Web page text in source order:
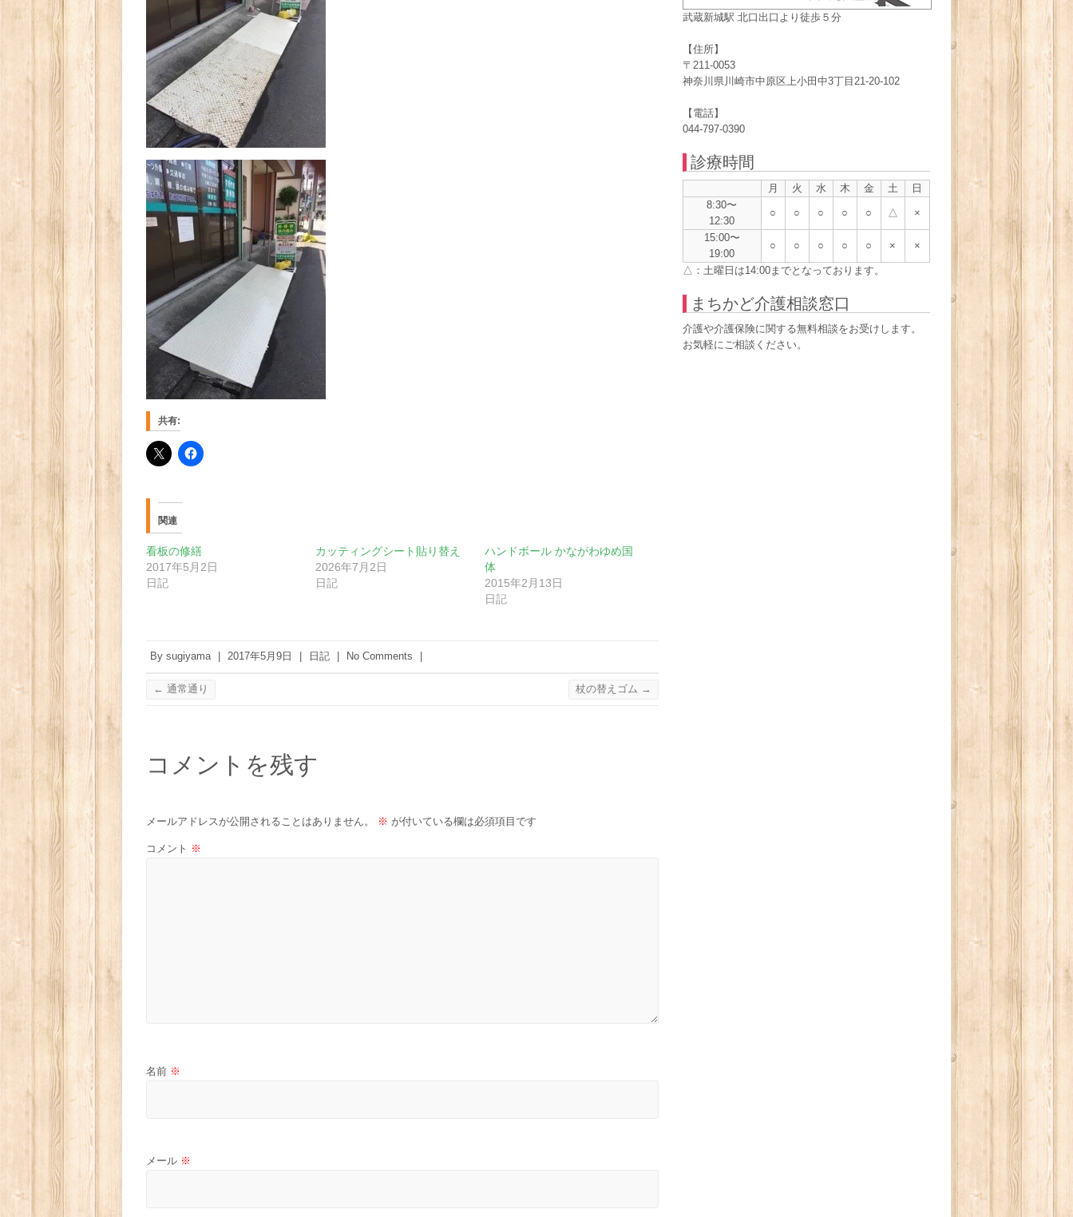
共有:
関連
看板の修繕
2017年5月2日
日記
カッティングシート貼り替え
2026年7月2日
日記
ハンドボール かながわゆめ国
体
2015年2月13日
日記
By sugiyama 2017年5月9日 日記 No Comments
← 通常通り 杖の替えゴム →
コメントを残す
メールアドレスが公開されることはありません。 ※ が付いている欄は必須項目です
コメント ※
名前 ※
メール ※
武蔵新城駅 北口出口より徒歩５分
【住所】
〒211-0053
神奈川県川崎市中原区上小田中3丁目21-20-102
【電話】
044-797-0390
診療時間
月 火 水 木 金 土
日
8:30〜
12:30
○ ○ ○ ○ ○ △ ×
15:00〜
19:00
○ ○ ○ ○ ○ × ×
△：土曜日は14:00までとなっております。
まちかど介護相談窓口
介護や介護保険に関する無料相談をお受けします。
お気軽にご相談ください。